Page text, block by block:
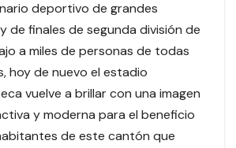
deportivo de grandes
de finales de segunda división de
a miles de personas de todas
hoy de nuevo el estadio
vuelve a brillar con una imagen
y moderna para el beneficio
de este cantón que